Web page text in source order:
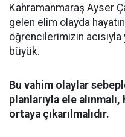
Kahramanmaraş Ayser
gelen elim olayda
öğrencilerimizin
büyük.
Bu vahim olaylar
planlarıyla ele
ortaya çıkarılmalıdır.